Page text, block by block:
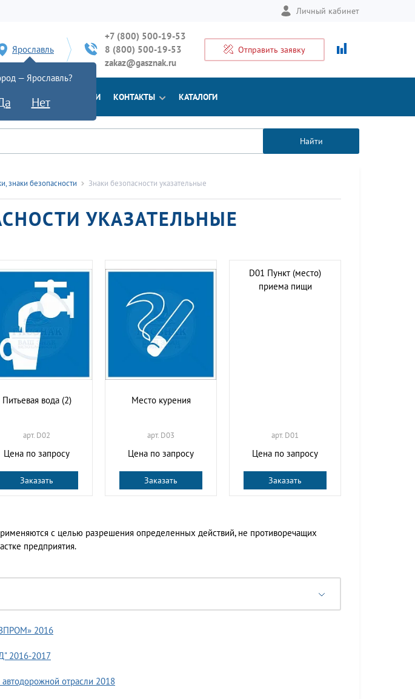
Личный кабинет
Ярославль
— Ярославль?
Нет
+7 (800) 500-19-53
8 (800) 500-19-53
zakaz@gasznak.ru
Отправить заявку
НОВОСТИ КОНТАКТЫ КАТАЛОГИ
Найти
знаки безопасности Знаки безопасности указательные
УКАЗАТЕЛЬНЫЕ
Питьевая вода (2)
арт. D02
Цена по запросу
Заказать
Место курения
арт. D03
Цена по запросу
Заказать
D01 Пункт (место)
приема пищи
арт. D01
Цена по запросу
Заказать
с целью разрешения определенных действий, не противоречащих
предприятия.
2016
2016-2017
отрасли 2018